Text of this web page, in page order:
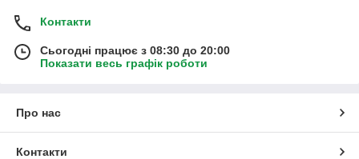
Контакти
Сьогодні працює з 08:30 до 20:00
Показати весь графік роботи
Про нас
Контакти